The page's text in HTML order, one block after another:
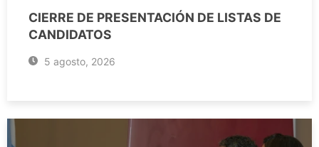
CIERRE DE PRESENTACIÓN DE LISTAS DE
CANDIDATOS
5 agosto, 2026